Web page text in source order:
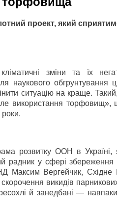
проект, який
зміни та їх
наукового
ситуацію на краще.
використання
розвитку ООН в Україні,
радник у сфері збереження
Вергейчик, Східне
викидів
й занедбані —